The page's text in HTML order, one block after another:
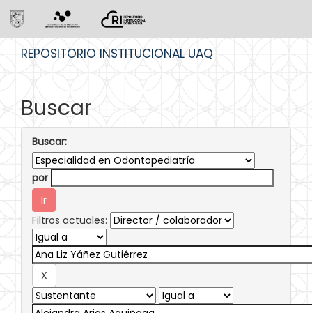
REPOSITORIO INSTITUCIONAL UAQ
Buscar
Buscar:
por
Filtros actuales: